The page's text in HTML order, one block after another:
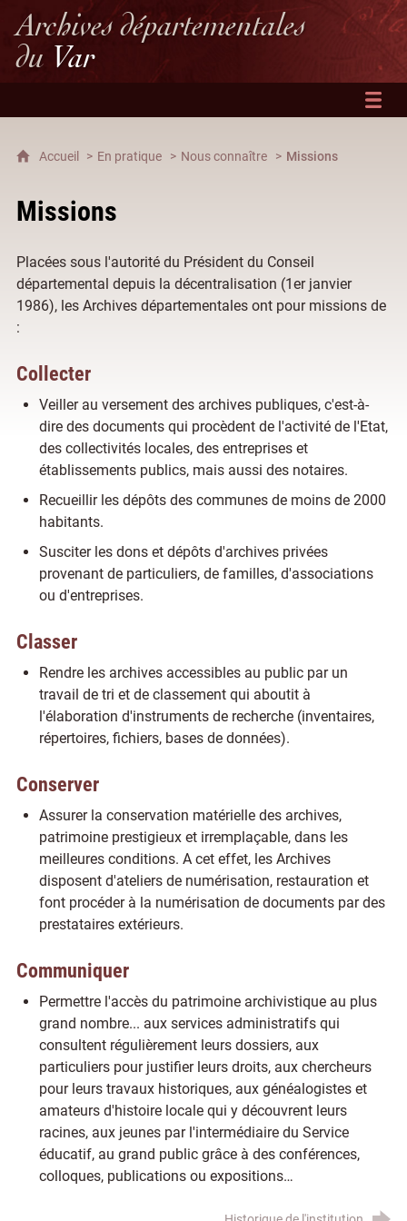
Archives départementales
du Var
Accueil En pratique Nous connaître Missions
Missions
Placées sous l'autorité du Président du Conseil
départemental depuis la décentralisation (1er janvier
1986), les Archives départementales ont pour missions de
:
Collecter
Veiller au versement des archives publiques, c'est-à-
dire des documents qui procèdent de l'activité de l'Etat,
des collectivités locales, des entreprises et
établissements publics, mais aussi des notaires.
Recueillir les dépôts des communes de moins de 2000
habitants.
Susciter les dons et dépôts d'archives privées
provenant de particuliers, de familles, d'associations
ou d'entreprises.
Classer
Rendre les archives accessibles au public par un
travail de tri et de classement qui aboutit à
l'élaboration d'instruments de recherche (inventaires,
répertoires, fichiers, bases de données).
Conserver
Assurer la conservation matérielle des archives,
patrimoine prestigieux et irremplaçable, dans les
meilleures conditions. A cet effet, les Archives
disposent d'ateliers de numérisation, restauration et
font procéder à la numérisation de documents par des
prestataires extérieurs.
Communiquer
Permettre l'accès du patrimoine archivistique au plus
grand nombre... aux services administratifs qui
consultent régulièrement leurs dossiers, aux
particuliers pour justifier leurs droits, aux chercheurs
pour leurs travaux historiques, aux généalogistes et
amateurs d'histoire locale qui y découvrent leurs
racines, aux jeunes par l'intermédiaire du Service
éducatif, au grand public grâce à des conférences,
colloques, publications ou expositions…